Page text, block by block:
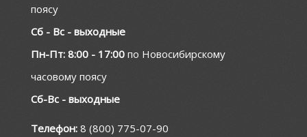
поясу
Сб - Вс - выходные
Пн-Пт: 8:00 - 17:00 по Новосибирскому
часовому поясу
Сб-Вс - выходные
Телефон: 8 (800) 775-07-90